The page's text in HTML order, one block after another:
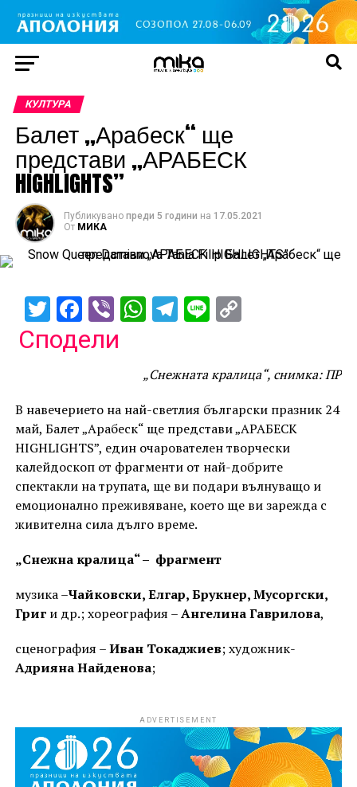
КУЛТУРА
Балет „Арабеск“ ще
представи „АРАБЕСК
HIGHLIGHTS”
Публикувано преди 5 години на 17.05.2021
От МИКА
TwitterFacebook
ViberWhatsApp
Telegram
Line
Сподели
„Снежната кралица“, снимка: ПР
В навечерието на най-светлия български празник 24
май, Балет „Арабеск“ ще представи „АРАБЕСК
HIGHLIGHTS”, един очарователен творчески
калейдоскоп от фрагменти от най-добрите
спектакли на трупата, ще ви подари вълнуващо и
емоционално преживяване, което ще ви зарежда с
живителна сила дълго време.
„Снежна кралица“ – фрагмент
музика –Чайковски, Елгар, Брукнер, Мусоргски,
Григи др.; хореография –Ангелина Гаврилова,
сценография –Иван Токаджиев; художник-
Адрияна Найденова;
ADVERTISEMENT